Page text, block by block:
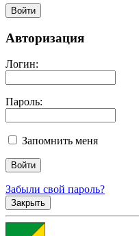
Войти
Авторизация
Логин:
Пароль:
Запомнить меня
Забыли свой пароль?
Закрыть